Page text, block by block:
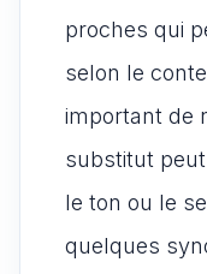
proches qui
selon le
important de
substitut
le ton ou le
quelques